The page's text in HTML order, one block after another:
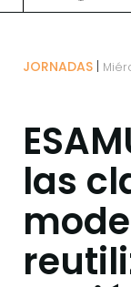
JORNADAS
las